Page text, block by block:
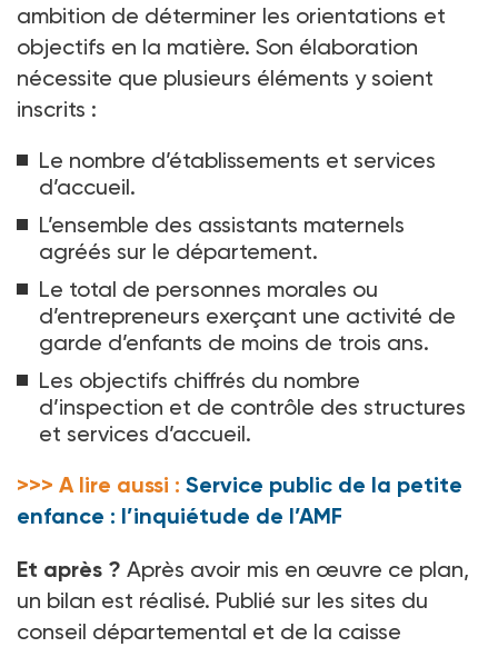
ambition de déterminer les orientations et
objectifs en la matière. Son élaboration
nécessite que plusieurs éléments y soient
inscrits :
Le nombre d’établissements et services
d’accueil.
L’ensemble des assistants maternels
agréés sur le département.
Le total de personnes morales ou
d’entrepreneurs exerçant une activité de
garde d’enfants de moins de trois ans.
Les objectifs chiffrés du nombre
d’inspection et de contrôle des structures
et services d’accueil.
>>> A lire aussi : Service public de la petite
enfance : l’inquiétude de l’AMF
Et après ? Après avoir mis en œuvre ce plan,
un bilan est réalisé. Publié sur les sites du
conseil départemental et de la caisse